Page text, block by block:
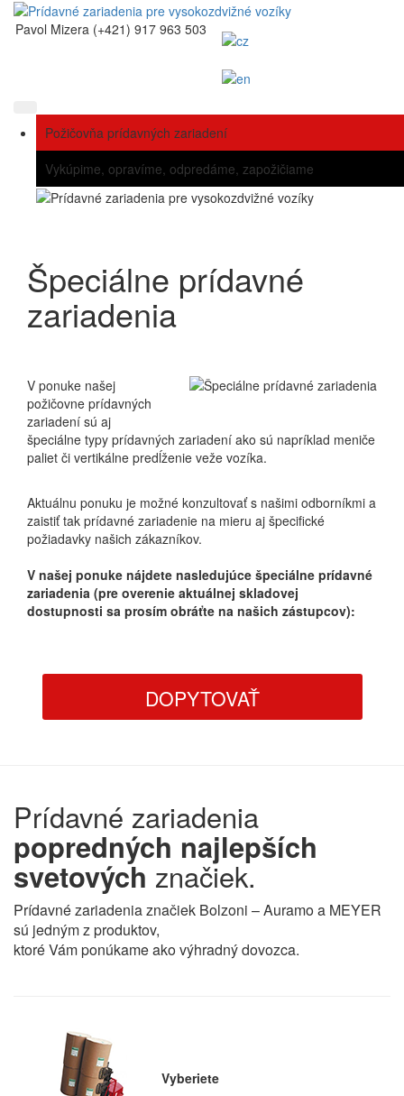
Pavol Mizera (+421) 917 963 503
Požičovňa prídavných zariadení
Vykúpime, opravíme, odpredáme, zapožičiame
Špeciálne prídavné
zariadenia
V ponuke našej
požičovne prídavných
zariadení sú aj
špeciálne typy prídavných zariadení ako sú napríklad meniče
paliet či vertikálne predĺženie veže vozíka.
Aktuálnu ponuku je možné konzultovať s našimi odborníkmi a
zaistiť tak prídavné zariadenie na mieru aj špecifické
požiadavky našich zákazníkov.
V našej ponuke nájdete nasledujúce špeciálne prídavné
zariadenia (pre overenie aktuálnej skladovej
dostupnosti sa prosím obráťte na našich zástupcov):
DOPYTOVAŤ
Prídavné zariadenia
popredných najlepších
svetových značiek.
Prídavné zariadenia značiek Bolzoni – Auramo a MEYER
sú jedným z produktov,
ktoré Vám ponúkame ako výhradný dovozca.
Vyberiete